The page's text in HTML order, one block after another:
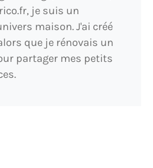
je suis un
maison. J'ai créé
que je rénovais un
partager mes petits